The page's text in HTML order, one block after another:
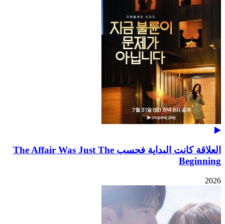
العلاقة كانت البداية فحسب The Affair Was Just The
Beginning
2026